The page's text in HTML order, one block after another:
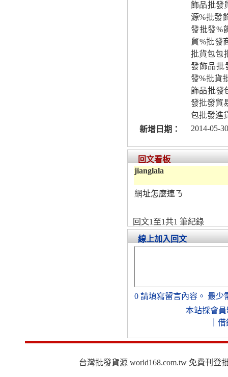
飾品批發
源%批發
發批發%
貿%批發
批貨包包
發飾品批
發%批貨
飾品批發
發批發貿
包批發進
新增日期：
2014-05-
回文看板
jianglala
網址怎麼連ㄋ
回文1至1共1 筆紀錄
線上加入回文
0 請填寫留言內容。 最少
本站採會員
借
台灣批發貨源 world168.com.tw 免費刊登